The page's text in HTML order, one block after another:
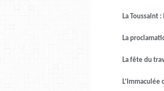
La Toussaint :
La proclamation
La fête du travail
L’Immaculée